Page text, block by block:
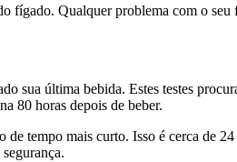
Qualquer problema com o seu
sua última bebida. Estes testes
80 horas depois de beber.
tempo mais curto. Isso é cerca de